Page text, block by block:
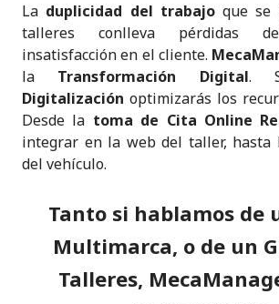
La duplicidad del trabajoque se
talleres conlleva pérdidas
insatisfacción en el cliente.
la Transformación Digital.
Digitalización optimizarás los
Desde la toma de Cita Online
integrar en la web del taller, hasta
del vehículo.
Tanto si hablamos de
Multimarca, o de un
Talleres,